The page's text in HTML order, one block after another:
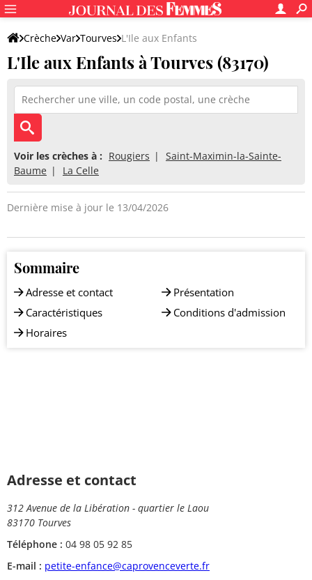
Crèche Var Tourves L'Ile aux Enfants
L'Ile aux Enfants à Tourves (83170)
Voir les crèches à : Rougiers
Saint-Maximin-la-Sainte-
Baume
La Celle
Dernière mise à jour le 13/04/2026
Sommaire
Adresse et contact
Caractéristiques
Horaires
Présentation
Conditions d'admission
Adresse et contact
312 Avenue de la Libération - quartier le Laou
83170 Tourves
Téléphone : 04 98 05 92 85
E-mail : petite-enfance@caprovenceverte.fr